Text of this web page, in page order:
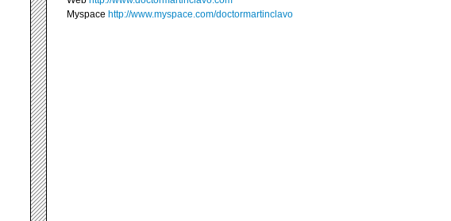
Myspace http://www.myspace.com/doctormartinclavo